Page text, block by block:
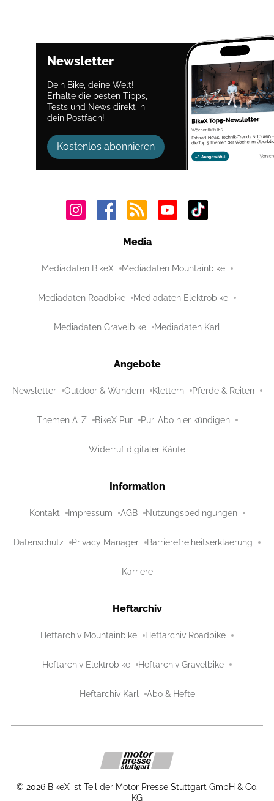
Newsletter
Dein Bike, deine Welt!
Erhalte die besten Tipps,
Tests und News direkt in
dein Postfach!
Kostenlos abonnieren
Media
Mediadaten BikeX Mediadaten Mountainbike
Mediadaten Roadbike Mediadaten Elektrobike
Mediadaten Gravelbike Mediadaten Karl
Angebote
Newsletter Outdoor & Wandern Klettern Pferde & Reiten
Themen A-Z BikeX Pur Pur-Abo hier kündigen
Widerruf digitaler Käufe
Information
Kontakt Impressum AGB Nutzungsbedingungen
Datenschutz Privacy Manager Barrierefreiheitserklaerung
Karriere
Heftarchiv
Heftarchiv Mountainbike Heftarchiv Roadbike
Heftarchiv Elektrobike Heftarchiv Gravelbike
Heftarchiv Karl Abo & Hefte
© 2026 BikeX ist Teil der Motor Presse Stuttgart GmbH & Co.
KG